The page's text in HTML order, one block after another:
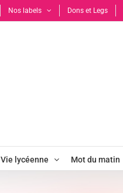
Nos labels Dons et Legs
Vie lycéenne Mot du matin